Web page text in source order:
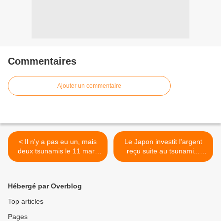
Commentaires
Ajouter un commentaire
< Il n'y a pas eu un, mais
deux tsunamis le 11 mars
au Japon
Le Japon investit l'argent
reçu suite au tsunami...
dans la pêche à la baleine!
Hébergé par Overblog
Top articles
Pages